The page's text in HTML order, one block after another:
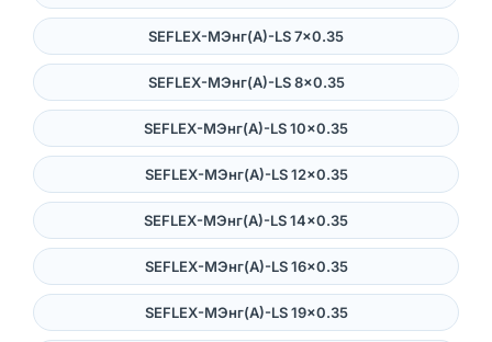
SEFLEX-MЭнг(А)-LS 7×0.35
SEFLEX-MЭнг(А)-LS 8×0.35
SEFLEX-MЭнг(А)-LS 10×0.35
SEFLEX-MЭнг(А)-LS 12×0.35
SEFLEX-MЭнг(А)-LS 14×0.35
SEFLEX-MЭнг(А)-LS 16×0.35
SEFLEX-MЭнг(А)-LS 19×0.35